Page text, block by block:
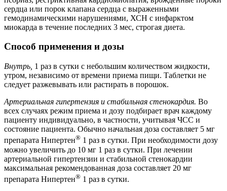
сердца или порок клапана сердца с выраженными
гемодинамическими нарушениями, ХСН с инфарктом
миокарда в течение последних 3 мес, строгая диета.
Способ применения и дозы
Внутрь, 1 раз в сутки с небольшим количеством жидкости,
утром, независимо от времени приема пищи. Таблетки не
следует разжевывать или растирать в порошок.
Артериальная гипертензия и стабильная стенокардия. Во
всех случаях режим приема и дозу подбирает врач каждому
пациенту индивидуально, в частности, учитывая ЧСС и
состояние пациента. Обычно начальная доза составляет 5 мг
препарата Нипертен® 1 раз в сутки. При необходимости дозу
можно увеличить до 10 мг 1 раз в сутки. При лечении
артериальной гипертензии и стабильной стенокардии
максимальная рекомендованная доза составляет 20 мг
препарата Нипертен® 1 раз в сутки.